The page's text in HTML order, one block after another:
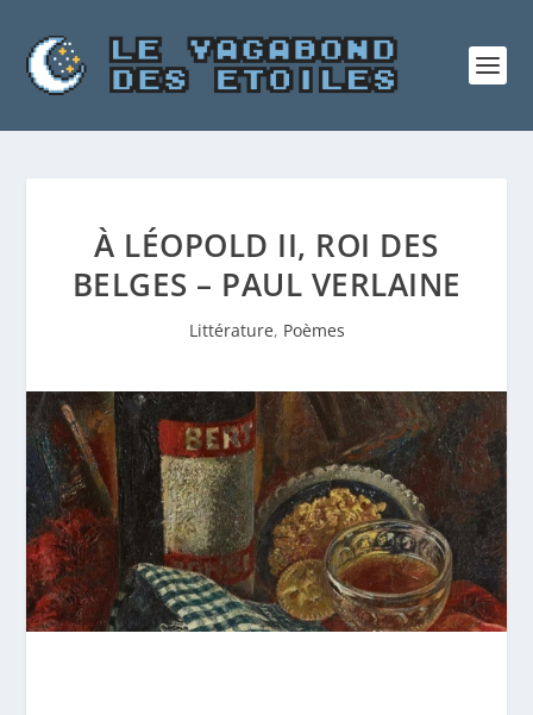
À LÉOPOLD II, ROI DES
BELGES – PAUL VERLAINE
Littérature, Poèmes